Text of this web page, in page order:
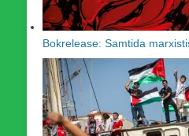
Bokrelease: Samtida